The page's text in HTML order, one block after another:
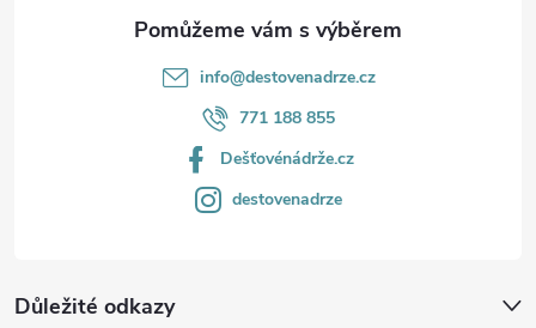
Důležité odkazy
info@destovenadrze.cz
771 188 855
Dešťovénádrže.cz
destovenadrze